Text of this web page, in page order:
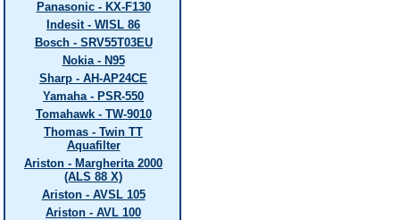
Panasonic - KX-F130
Indesit - WISL 86
Bosch - SRV55T03EU
Nokia - N95
Sharp - AH-AP24CE
Yamaha - PSR-550
Tomahawk - TW-9010
Thomas - Twin TT
Aquafilter
Ariston - Margherita 2000
(ALS 88 X)
Ariston - AVSL 105
Ariston - AVL 100